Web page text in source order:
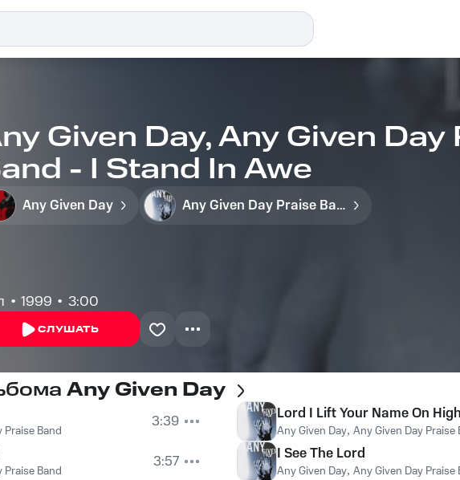
Given Day, Any Given Day
- I Stand In Awe
Any Given Day Any Given Day Praise Band
1999 3:00
СЛУШАТЬ
Any Given Day
Praise Band
3:39
Praise Band
3:57
Lord I Lift Your Name On High
Any Given Day, Any Given Day Praise
I See The Lord
Any Given Day, Any Given Day Praise